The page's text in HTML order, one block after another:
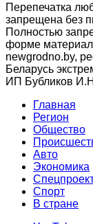
Перепечатка
запрещена без
Полностью
форме
newgrodno.by,
Беларусь
ИП Бубликов
Главная
Регион
Общество
Авто
Экономика
Cпорт
В стране